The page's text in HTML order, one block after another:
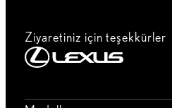
Ziyaretiniz için teşekkürler